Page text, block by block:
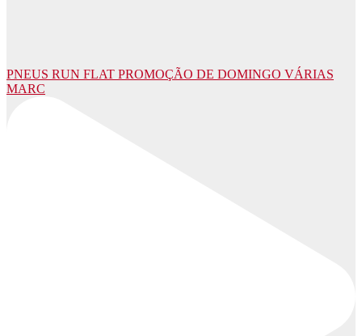
PNEUS RUN FLAT PROMOÇÃO DE DOMINGO VÁRIAS
MARC